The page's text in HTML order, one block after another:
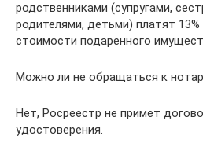
родственниками (супругами,
родителями, детьми) платят
стоимости подаренного
Можно ли не обращаться к
Нет, Росреестр не примет
удостоверения.